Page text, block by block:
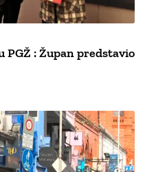
PGŽ : Župan predstavio